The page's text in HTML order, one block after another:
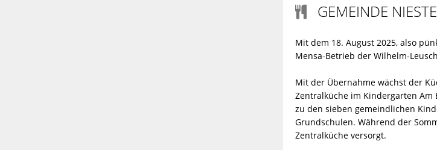
 GEMEINDE
Mit dem 18. August 2025, also
Mensa-Betrieb der Wilhelm-
Mit der Übernahme wächst der
Zentralküche im Kindergarten
zu den sieben gemeindlichen
Grundschulen. Während der
Zentralküche versorgt.